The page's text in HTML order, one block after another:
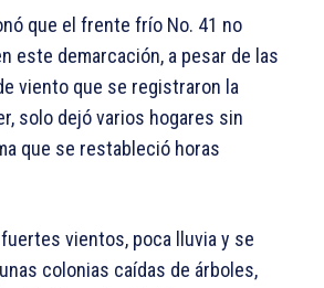
que el frente frío No. 41 no
este demarcación, a pesar de las
viento que se registraron la
solo dejó varios hogares sin
que se restableció horas
vientos, poca lluvia y se
colonias caídas de árboles,